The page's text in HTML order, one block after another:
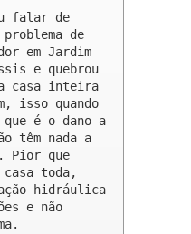
falar de
de
em Jardim
e quebrou
casa inteira
isso quando
é o dano a
têm nada a
Pior que
toda,
hidráulica
e não